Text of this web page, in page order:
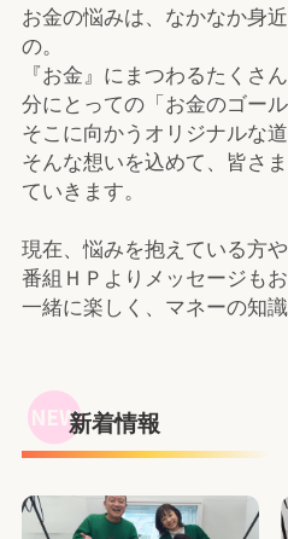
お金の悩みは、なかなか身
の。
『お金』にまつわるたくさ
分にとっての「お金のゴール
そこに向かうオリジナルな
そんな想いを込めて、皆さ
ていきます。
現在、悩みを抱えている方
番組ＨＰよりメッセージも
一緒に楽しく、マネーの知
新着情報